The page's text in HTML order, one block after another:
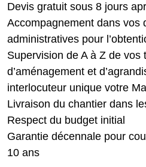
Devis gratuit sous 8 jours
Accompagnement dans vos
administratives pour
Supervision de A à Z de vos
d’aménagement et
interlocuteur unique votre
Livraison du chantier dans
Respect du budget initial
Garantie décennale pour
10 ans